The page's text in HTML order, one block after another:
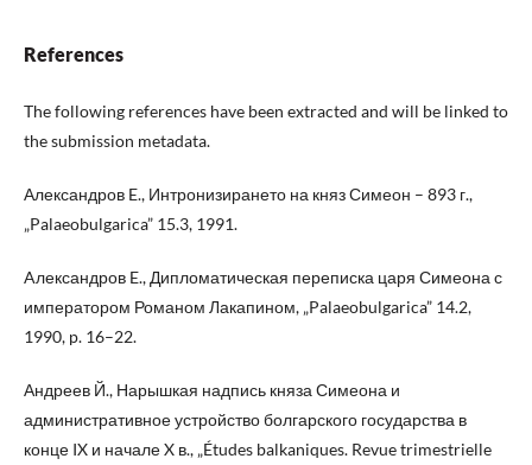
References
The following references have been extracted and will be linked to
the submission metadata.
Александров E., Интронизирането на княз Симеон – 893 г.,
„Palaeobulgarica” 15.3, 1991.
Aлександров E., Дипломатическая переписка царя Симеона с
императором Романом Лакапином, „Palaeobulgarica” 14.2,
1990, p. 16–22.
Андреев Й., Нарышкая надпись княза Симеона и
административное устройство болгарского государства в
конце IX и начале X в., „Études balkaniques. Revue trimestrielle